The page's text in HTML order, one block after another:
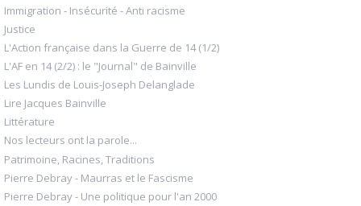
Immigration - Insécurité - Anti racisme
Justice
L'Action française dans la Guerre de 14 (1/2)
L'AF en 14 (2/2) : le "Journal" de Bainville
Les Lundis de Louis-Joseph Delanglade
Lire Jacques Bainville
Littérature
Nos lecteurs ont la parole...
Patrimoine, Racines, Traditions
Pierre Debray - Maurras et le Fascisme
Pierre Debray - Une politique pour l'an 2000